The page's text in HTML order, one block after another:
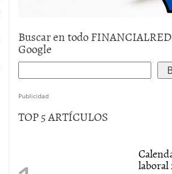
Buscar en todo
Google
Publicidad
TOP 5 ARTÍCULOS
laboral